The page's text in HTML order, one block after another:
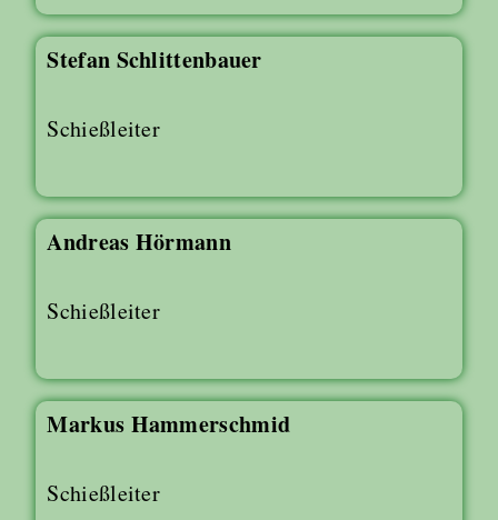
Stefan Schlittenbauer
Schießleiter
Andreas Hörmann
Schießleiter
Markus Hammerschmid
Schießleiter